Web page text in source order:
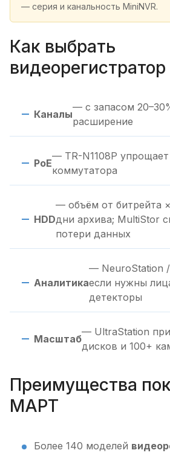
— серия и канальность MiniNVR.
Как выбрать
видеорегистратор
Каналы
— с запасом
расширение
PoE
— TR-N1108P
коммутатора
HDD
— объём от битрейта
дни архива; MultiStor
потери данных
Аналитика
— NeuroStation
если нужны
детекторы
Масштаб
— UltraStation при
дисков и 100+
Преимущества
МАРТ
Более 140 моделей